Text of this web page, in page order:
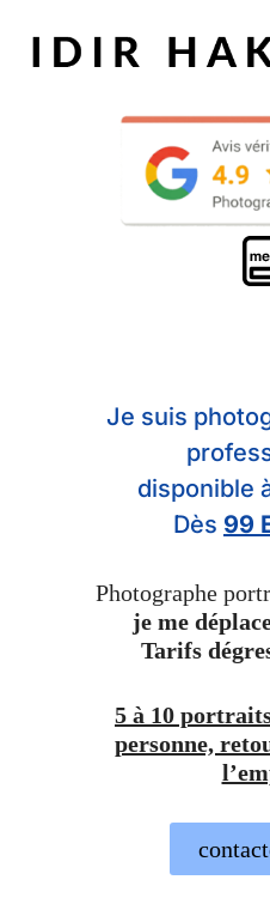
Je suis
disponible
Dès 99
Photographe
je me
Tarifs
5 à 10
personne,